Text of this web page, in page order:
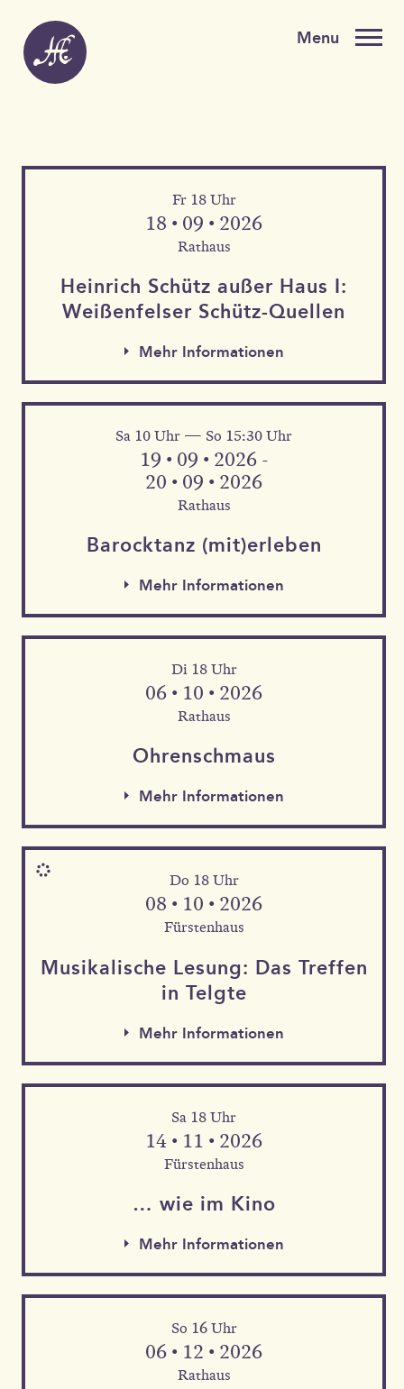
Fr 18 Uhr
18 • 09 • 2026
Rathaus
Heinrich Schütz außer Haus I:
Weißen­felser Schütz-Quellen
Mehr Informationen
Mehr Informationen
Sa 10 Uhr — So 15:30 Uhr
19 • 09 • 2026 -
20 • 09 • 2026
Rathaus
Barock­tanz (mit)erleben
Mehr Informationen
Mehr Informationen
Di 18 Uhr
06 • 10 • 2026
Rathaus
Ohren­schmaus
Mehr Informationen
Mehr Informationen
Do 18 Uhr
08 • 10 • 2026
Fürstenhaus
Musika­lische Le­sung: Das Tref­fen
in Telgte
Mehr Informationen
Mehr Informationen
Sa 18 Uhr
14 • 11 • 2026
Fürstenhaus
… wie im Kino
Mehr Informationen
So 16 Uhr
06 • 12 • 2026
Rathaus